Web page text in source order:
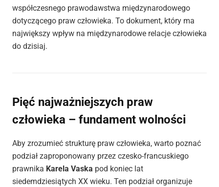
współczesnego prawodawstwa międzynarodowego
dotyczącego praw człowieka. To dokument, który ma
największy wpływ na międzynarodowe relacje człowieka
do dzisiaj.
Pięć najważniejszych praw
człowieka – fundament wolności
Aby zrozumieć strukturę praw człowieka, warto poznać
podział zaproponowany przez czesko-francuskiego
prawnika Karela Vaska pod koniec lat
siedemdziesiątych XX wieku. Ten podział organizuje